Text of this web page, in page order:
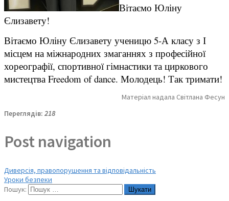
Вітаємо Юліну
Єлизавету!
Вітаємо Юліну Єлизавету ученицю 5-А класу з І
місцем на міжнародних змаганнях з професійної
хореографії, спортивної гімнастики та циркового
мистецтва Freedom of dance. Молодець! Так тримати!
Матеріал надала Світлана Фесун
Переглядів: 218
Post navigation
Диверсія, правопорушення та відповідальність
Уроки безпеки
Пошук: